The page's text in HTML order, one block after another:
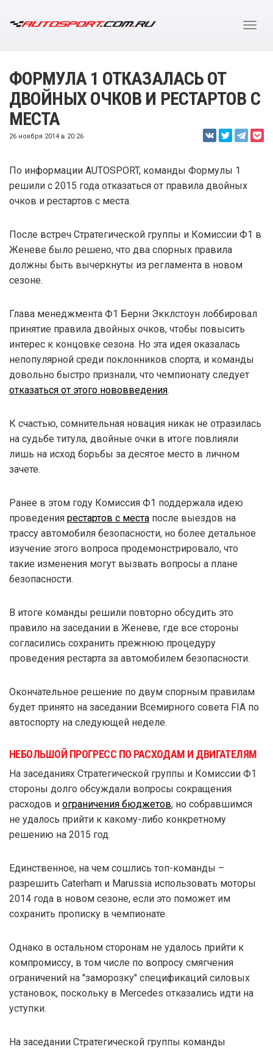
ФОРМУЛА 1 ОТКАЗАЛАСЬ ОТ
ДВОЙНЫХ ОЧКОВ И РЕСТАРТОВ С
МЕСТА
26 ноября 2014 в 20:26
По информации AUTOSPORT, команды Формулы 1
решили с 2015 года отказаться от правила двойных
очков и рестартов с места.
После встреч Стратегической группы и Комиссии Ф1 в
Женеве было решено, что два спорных правила
должны быть вычеркнуты из регламента в новом
сезоне.
Глава менеджмента Ф1 Берни Экклстоун лоббировал
принятие правила двойных очков, чтобы повысить
интерес к концовке сезона. Но эта идея оказалась
непопулярной среди поклонников спорта, и команды
довольно быстро признали, что чемпионату следует
отказаться от этого нововведения.
К счастью, сомнительная новация никак не отразилась
на судьбе титула, двойные очки в итоге повлияли
лишь на исход борьбы за десятое место в личном
зачете.
Ранее в этом году Комиссия Ф1 поддержала идею
проведения рестартов с места после выездов на
трассу автомобиля безопасности, но более детальное
изучение этого вопроса продемонстрировало, что
такие изменения могут вызвать вопросы а плане
безопасности.
В итоге команды решили повторно обсудить это
правило на заседании в Женеве, где все стороны
согласились сохранить прежнюю процедуру
проведения рестарта за автомобилем безопасности.
Окончательное решение по двум спорным правилам
будет принято на заседании Всемирного совета FIA по
автоспорту на следующей неделе.
НЕБОЛЬШОЙ ПРОГРЕСС ПО РАСХОДАМ И ДВИГАТЕЛЯМ
На заседаниях Стратегической группы и Комиссии Ф1
стороны долго обсуждали вопросы сокращения
расходов и ограничения бюджетов, но собравшимся
не удалось прийти к какому-либо конкретному
решению на 2015 год.
Единственное, на чем сошлись топ-команды –
разрешить Caterham и Marussia использовать моторы
2014 года в новом сезоне, если это поможет им
сохранить прописку в чемпионате.
Однако в остальном сторонам не удалось прийти к
компромиссу, в том числе по вопросу смягчения
ограничений на "заморозку" спецификаций силовых
установок, поскольку в Mercedes отказались идти на
уступки.
На заседании Стратегической группы команды